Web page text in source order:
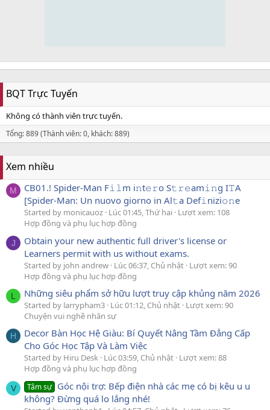
BQT Trực Tuyến
Không có thành viên trực tuyến.
Tổng: 889 (Thành viên: 0, khách: 889)
Xem nhiều
M
CB01.! Spider-Man F𝚒𝚕m i𝚗t𝚎𝚛o S𝚝𝚛𝚎am𝚒𝚗g I𝚃A
[Spider-Man: Un nuovo giorno in Al𝚝a Def𝚒nizi𝚘𝚗e
Started by monicauoz Lúc 01:45, Thứ hai Lượt xem: 108
Hợp đồng và phụ lục hợp đồng
J
Obtain your new authentic full driver's license or
Learners permit with us without exams.
Started by john andrew Lúc 06:37, Chủ nhật Lượt xem: 90
Hợp đồng và phụ lục hợp đồng
L Những siêu phẩm sở hữu lượt truy cập khủng năm 2026
Started by larrypham3 Lúc 01:12, Chủ nhật Lượt xem: 90
Chuyện vui nghề nhân sự
H
Decor Bàn Học Hệ Giàu: Bí Quyết Nâng Tầm Đẳng Cấp
Cho Góc Học Tập Và Làm Việc
Started by Hiru Desk Lúc 03:59, Chủ nhật Lượt xem: 88
Hợp đồng và phụ lục hợp đồng
V Tâm sự Góc nội trợ: Bếp điện nhà các mẹ có bị kêu u u
không? Đừng quá lo lắng nhé!